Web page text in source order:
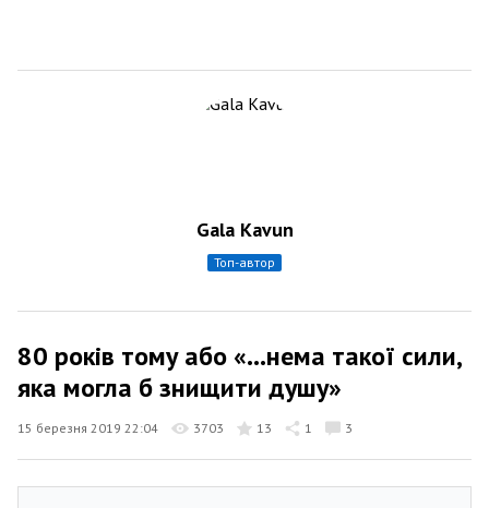
Gala Kavun
топ-автор
80 років тому або «...нема такої сили,
яка могла б знищити душу»
15 березня 2019 22:04 3703 13 1 3